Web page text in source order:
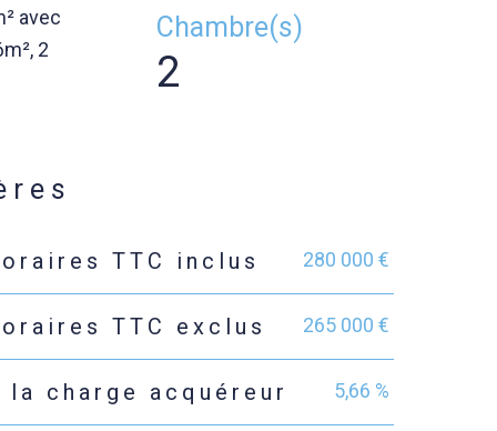
avec
2
Chambre(s)
2
TTC inclus 280 000 €
TTC exclus 265 000 €
charge acquéreur 5,66 %